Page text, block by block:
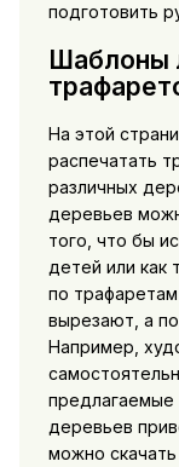
подготовить
Шаблоны
На этой
распечатать
различных
деревьев
того, что бы
детей или
по
вырезают, а
Например,
предлагаемые
деревьев
можно